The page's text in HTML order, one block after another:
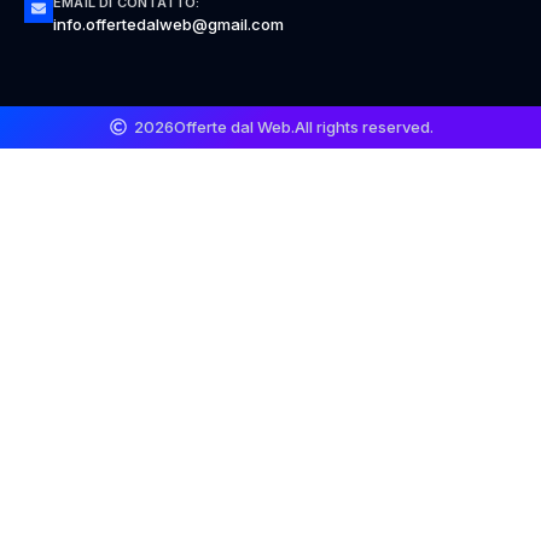
info.offertedalweb@gmail.com
2026Offerte dal Web.All rights reserved.